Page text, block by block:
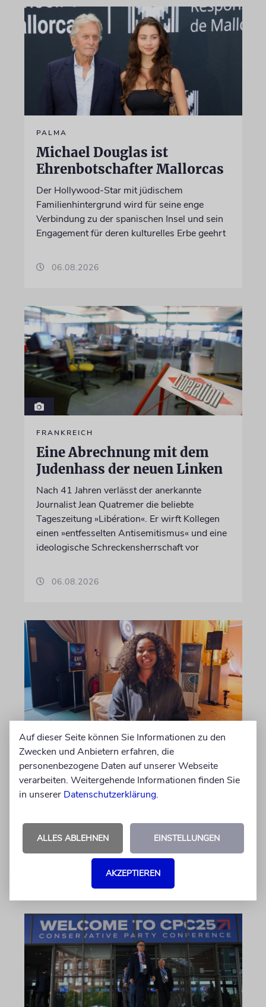
PALMA
Michael Douglas ist
Ehrenbotschafter Mallorcas
Der Hollywood-Star mit jüdischem
Familienhintergrund wird für seine enge
Verbindung zu der spanischen Insel und sein
Engagement für deren kulturelles Erbe geehrt
06.08.2026
FRANKREICH
Eine Abrechnung mit dem
Judenhass der neuen Linken
Nach 41 Jahren verlässt der anerkannte
Journalist Jean Quatremer die beliebte
Tageszeitung »Libération«. Er wirft Kollegen
einen »entfesselten Antisemitismus« und eine
ideologische Schreckensherrschaft vor
06.08.2026
USA
Seitenwechsel
In Stanford hetzte Taryn Thomas auf
Studentenprotesten gegen Israel. Dann sah sie
von Daniel Zylbersztajn-Lewandowski
Auf dieser Seite können Sie Informationen zu den
Zwecken und Anbietern erfahren, die
personenbezogene Daten auf unserer Webseite
verarbeiten. Weitergehende Informationen finden Sie
in unserer Datenschutzerklärung.
ALLES ABLEHNEN EINSTELLUNGEN
AKZEPTIEREN